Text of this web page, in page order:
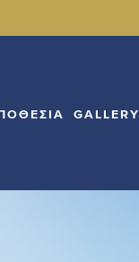
GALLERY